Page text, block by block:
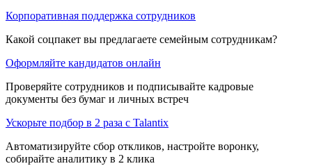
Корпоративная поддержка сотрудников
Какой соцпакет вы предлагаете семейным сотрудникам?
Оформляйте кандидатов онлайн
Проверяйте сотрудников и подписывайте кадровые
документы без бумаг и личных встреч
Ускорьте подбор в 2 раза с Talantix
Автоматизируйте сбор откликов, настройте воронку,
собирайте аналитику в 2 клика